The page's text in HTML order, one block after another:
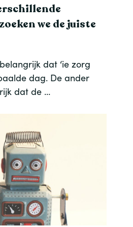
we de juiste
dat ‘ie zorg
dag. De ander
dat de …